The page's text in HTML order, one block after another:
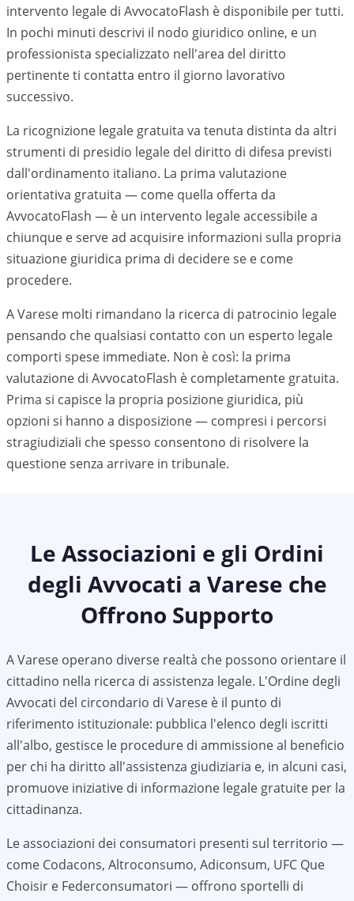
intervento legale di AvvocatoFlash è disponibile per tutti.
In pochi minuti descrivi il nodo giuridico online, e un
professionista specializzato nell'area del diritto
pertinente ti contatta entro il giorno lavorativo
successivo.
La ricognizione legale gratuita va tenuta distinta da altri
strumenti di presidio legale del diritto di difesa previsti
dall'ordinamento italiano. La prima valutazione
orientativa gratuita — come quella offerta da
AvvocatoFlash — è un intervento legale accessibile a
chiunque e serve ad acquisire informazioni sulla propria
situazione giuridica prima di decidere se e come
procedere.
A Varese molti rimandano la ricerca di patrocinio legale
pensando che qualsiasi contatto con un esperto legale
comporti spese immediate. Non è così: la prima
valutazione di AvvocatoFlash è completamente gratuita.
Prima si capisce la propria posizione giuridica, più
opzioni si hanno a disposizione — compresi i percorsi
stragiudiziali che spesso consentono di risolvere la
questione senza arrivare in tribunale.
Le Associazioni e gli Ordini
degli Avvocati a Varese che
Offrono Supporto
AVarese operano diverse realtà che possono orientare il
cittadino nella ricerca di assistenza legale. L'Ordine degli
Avvocati del circondario di Varese è il punto di
riferimento istituzionale: pubblica l'elenco degli iscritti
all'albo, gestisce le procedure di ammissione al beneficio
per chi ha diritto all'assistenza giudiziaria e, in alcuni casi,
promuove iniziative di informazione legale gratuite per la
cittadinanza.
Le associazioni dei consumatori presenti sul territorio —
come Codacons, Altroconsumo, Adiconsum, UFC Que
Choisir e Federconsumatori — offrono sportelli di